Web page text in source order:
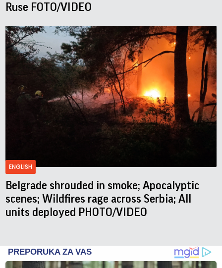
Ruse FOTO/VIDEO
ENGLISH
Belgrade shrouded in smoke; Apocalyptic
scenes; Wildfires rage across Serbia; All
units deployed PHOTO/VIDEO